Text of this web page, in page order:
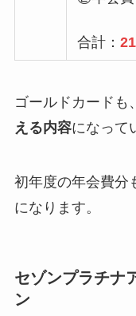
合計：
ゴールドカードも、
える内容になって
初年度の年会費分
になります。
セゾンプラチナ
ン